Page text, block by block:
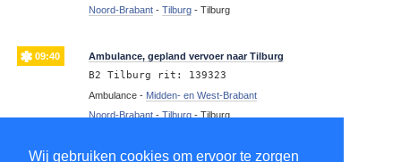
Wij gebruiken cookies om ervoor te zorgen
Noord-Brabant- Tilburg- Tilburg
09:40 Ambulance, gepland vervoer naar Tilburg
B2 Tilburg rit: 139323
Ambulance - Midden- en West-Brabant
Noord-Brabant- Tilburg- Tilburg